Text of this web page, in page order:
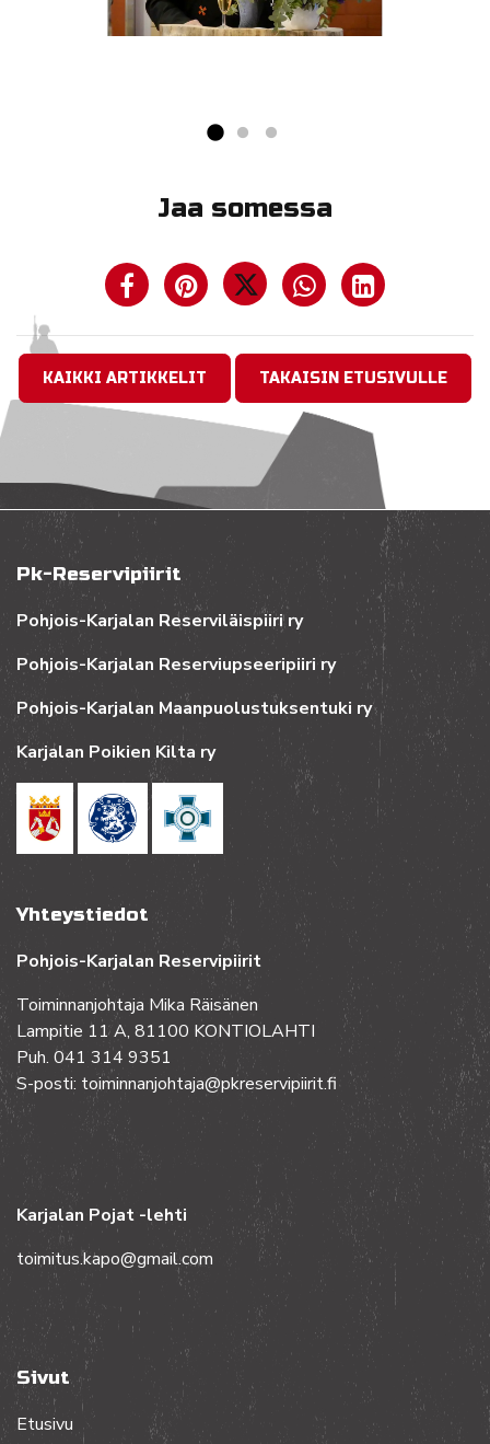
Jaa somessa
KAIKKI ARTIKKELIT TAKAISIN ETUSIVULLE
Pk-Reservipiirit
Pohjois-Karjalan Reserviläispiiri ry
Pohjois-Karjalan Reserviupseeripiiri ry
Pohjois-Karjalan Maanpuolustuksentuki ry
Karjalan Poikien Kilta ry
Yhteystiedot
Pohjois-Karjalan Reservipiirit
Toiminnanjohtaja Mika Räisänen
Lampitie 11 A, 81100 KONTIOLAHTI
Puh. 041 314 9351
S-posti: toiminnanjohtaja@pkreservipiirit.fi
Karjalan Pojat -lehti
toimitus.kapo@gmail.com
Sivut
Etusivu